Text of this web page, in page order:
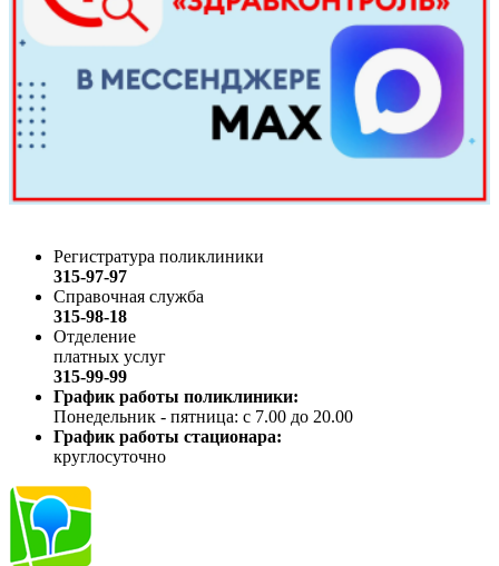
Регистратура поликлиники
315-97-97
Справочная служба
315-98-18
Отделение
платных услуг
315-99-99
График работы поликлиники:
Понедельник - пятница: с 7.00 до 20.00
График работы стационара:
круглосуточно